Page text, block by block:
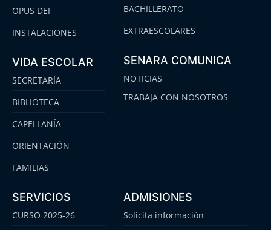
OPUS DEI
INSTALACIONES
VIDA ESCOLAR
SECRETARÍA
BIBLIOTECA
CAPELLANÍA
ORIENTACIÓN
FAMILIAS
BACHILLERATO
EXTRAESCOLARES
SENARA COMUNICA
NOTICIAS
TRABAJA CON NOSOTROS
SERVICIOS
CURSO 2025-26
ADMISIONES
Solicita información